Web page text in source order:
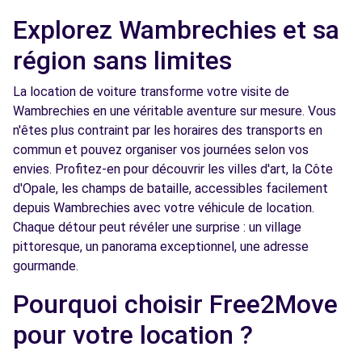
VILLENEUVE D'ASCQ CEDEX, FR-59, 59650
Voir l'agence
Free2move Rent - S&You - RONCQ (P)
8.4 km
13 RUE DE DRONCKAERT
RONCQ, FR-59, 59223
Voir l'agence
Free2move Rent - EURAUTO - LILLE
ENGLOS (J)
8.6
ENGLOS, 59320
Voir l'agence
Explorez Wambrechies et sa
région sans limites
La location de voiture transforme votre visite de
Wambrechies en une véritable aventure sur mesure. Vous
n'êtes plus contraint par les horaires des transports en
commun et pouvez organiser vos journées selon vos
envies. Profitez-en pour découvrir les villes d'art, la Côte
d'Opale, les champs de bataille, accessibles facilement
depuis Wambrechies avec votre véhicule de location.
Chaque détour peut révéler une surprise : un village
pittoresque, un panorama exceptionnel, une adresse
gourmande.
Pourquoi choisir Free2Move
pour votre location ?